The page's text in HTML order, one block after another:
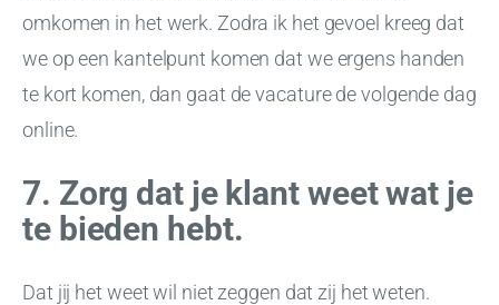
omkomen in het werk. Zodra ik het gevoel kreeg dat
we op een kantelpunt komen dat we ergens handen
te kort komen, dan gaat de vacature de volgende dag
online.
7. Zorg dat je klant weet wat je
te bieden hebt.
Dat jij het weet wil niet zeggen dat zij het weten.